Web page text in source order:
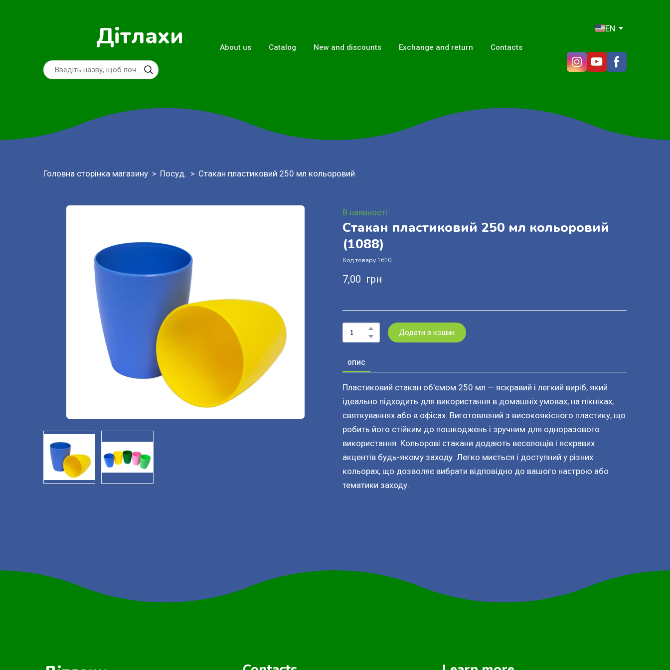
Дітлахи About us Catalog New and discounts Exchange and return Contacts
EN
Головна сторінка магазину Посуд. Стакан пластиковий 250 мл кольоровий
В наявності
Стакан пластиковий 250 мл кольоровий
(1088)
Код товару 1610
7,00  грн
Додати в кошик
ОПИС
Пластиковий стакан об'ємом 250 мл — яскравий і легкий виріб, який
ідеально підходить для використання в домашніх умовах, на пікніках,
святкуваннях або в офісах. Виготовлений з високоякісного пластику, що
робить його стійким до пошкоджень і зручним для одноразового
використання. Кольорові стакани додають веселощів і яскравих
акцентів будь-якому заходу. Легко миється і доступний у різних
кольорах, що дозволяє вибрати відповідно до вашого настрою або
тематики заходу.